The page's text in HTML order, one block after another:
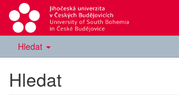
Hledat
Hledat